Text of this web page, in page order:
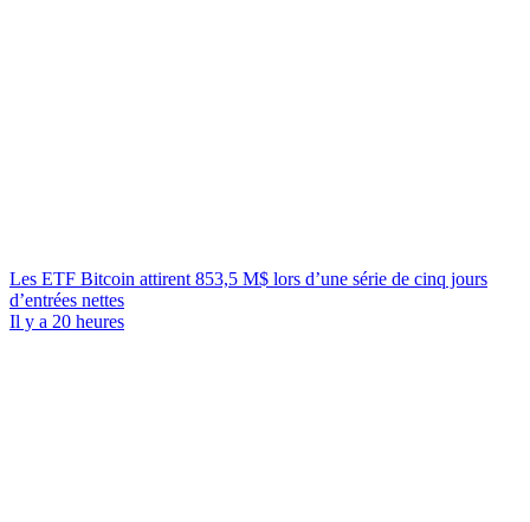
Les ETF Bitcoin attirent 853,5 M$ lors d’une série de cinq jours
d’entrées nettes
Il y a 20 heures